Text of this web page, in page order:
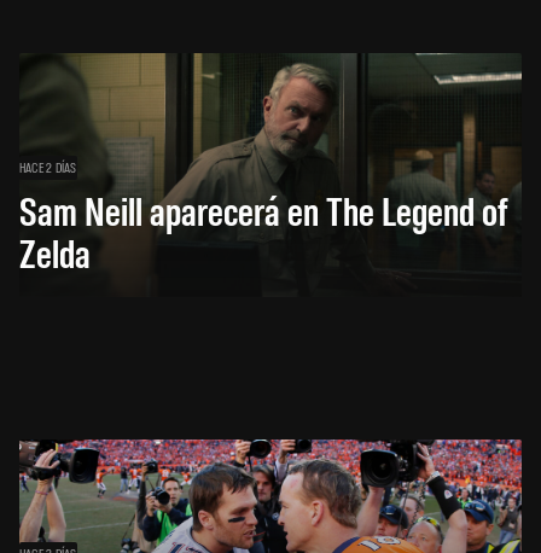
HACE 2 DÍAS
Sam Neill aparecerá en The Legend of
Zelda